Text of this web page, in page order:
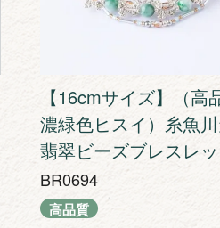
【16cmサイズ】（高
濃緑色ヒスイ）糸魚
翡翠ビーズブレスレ
BR0694
高品質